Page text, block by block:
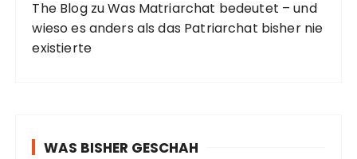
The BlogzuWas Matriarchat bedeutet – und
wieso es anders als das Patriarchat bisher nie
existierte
WAS BISHER GESCHAH